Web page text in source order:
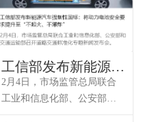
工信部发布新能源汽
车强制性国标：将动
力电池安全要求提升
2月4日，市场监管总局联合
工业和信息化部、公安部和